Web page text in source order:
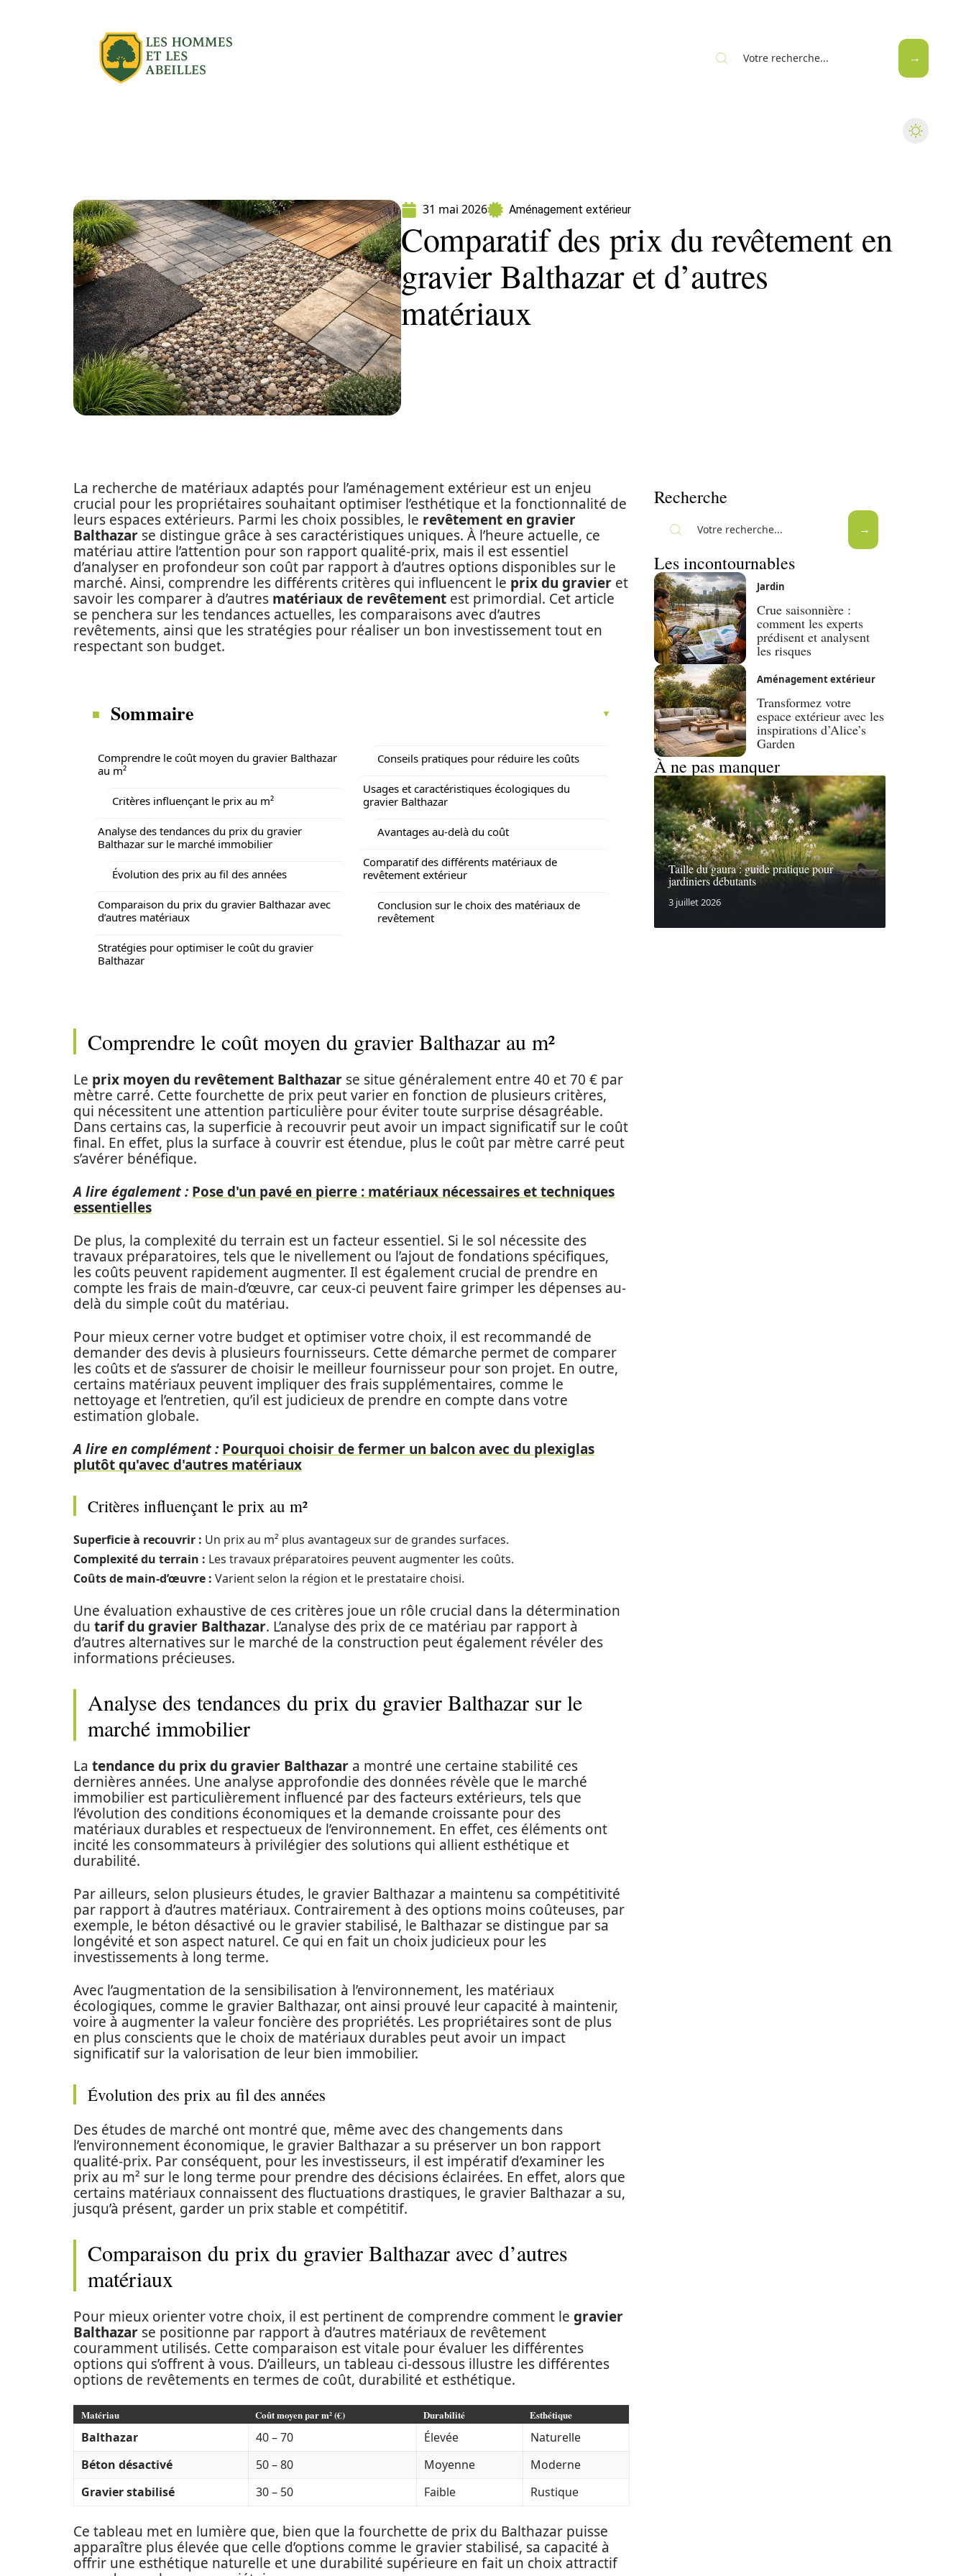
31 mai 2026 Aménagement extérieur
Comparatif des prix du revêtement en
gravier Balthazar et d’autres
matériaux
La recherche de matériaux adaptés pour l’aménagement extérieur est un enjeu
crucial pour les propriétaires souhaitant optimiser l’esthétique et la fonctionnalité de
leurs espaces extérieurs. Parmi les choix possibles, le revêtement en gravier
Balthazar se distingue grâce à ses caractéristiques uniques. À l’heure actuelle, ce
matériau attire l’attention pour son rapport qualité-prix, mais il est essentiel
d’analyser en profondeur son coût par rapport à d’autres options disponibles sur le
marché. Ainsi, comprendre les différents critères qui influencent le prix du gravier et
savoir les comparer à d’autres matériaux de revêtement est primordial. Cet article
se penchera sur les tendances actuelles, les comparaisons avec d’autres
revêtements, ainsi que les stratégies pour réaliser un bon investissement tout en
respectant son budget.
Sommaire
Comprendre le coût moyen du gravier Balthazar
au m²
Critères influençant le prix au m²
Analyse des tendances du prix du gravier
Balthazar sur le marché immobilier
Évolution des prix au fil des années
Comparaison du prix du gravier Balthazar avec
d’autres matériaux
Stratégies pour optimiser le coût du gravier
Balthazar
Conseils pratiques pour réduire les coûts
Usages et caractéristiques écologiques du
gravier Balthazar
Avantages au-delà du coût
Comparatif des différents matériaux de
revêtement extérieur
Conclusion sur le choix des matériaux de
revêtement
Comprendre le coût moyen du gravier Balthazar au m²
Le prix moyen du revêtement Balthazar se situe généralement entre 40 et 70 € par
mètre carré. Cette fourchette de prix peut varier en fonction de plusieurs critères,
qui nécessitent une attention particulière pour éviter toute surprise désagréable.
Dans certains cas, la superficie à recouvrir peut avoir un impact significatif sur le coût
final. En effet, plus la surface à couvrir est étendue, plus le coût par mètre carré peut
s’avérer bénéfique.
A lire également : Pose d'un pavé en pierre : matériaux nécessaires et techniques
essentielles
De plus, la complexité du terrain est un facteur essentiel. Si le sol nécessite des
travaux préparatoires, tels que le nivellement ou l’ajout de fondations spécifiques,
les coûts peuvent rapidement augmenter. Il est également crucial de prendre en
compte les frais de main-d’œuvre, car ceux-ci peuvent faire grimper les dépenses au-
delà du simple coût du matériau.
Pour mieux cerner votre budget et optimiser votre choix, il est recommandé de
demander des devis à plusieurs fournisseurs. Cette démarche permet de comparer
les coûts et de s’assurer de choisir le meilleur fournisseur pour son projet. En outre,
certains matériaux peuvent impliquer des frais supplémentaires, comme le
nettoyage et l’entretien, qu’il est judicieux de prendre en compte dans votre
estimation globale.
A lire en complément : Pourquoi choisir de fermer un balcon avec du plexiglas
plutôt qu'avec d'autres matériaux
Critères influençant le prix au m²
Superficie à recouvrir : Un prix au m² plus avantageux sur de grandes surfaces.
Complexité du terrain : Les travaux préparatoires peuvent augmenter les coûts.
Coûts de main-d’œuvre : Varient selon la région et le prestataire choisi.
Une évaluation exhaustive de ces critères joue un rôle crucial dans la détermination
du tarif du gravier Balthazar. L’analyse des prix de ce matériau par rapport à
d’autres alternatives sur le marché de la construction peut également révéler des
informations précieuses.
Analyse des tendances du prix du gravier Balthazar sur le
marché immobilier
La tendance du prix du gravier Balthazar a montré une certaine stabilité ces
dernières années. Une analyse approfondie des données révèle que le marché
immobilier est particulièrement influencé par des facteurs extérieurs, tels que
l’évolution des conditions économiques et la demande croissante pour des
matériaux durables et respectueux de l’environnement. En effet, ces éléments ont
incité les consommateurs à privilégier des solutions qui allient esthétique et
durabilité.
Par ailleurs, selon plusieurs études, le gravier Balthazar a maintenu sa compétitivité
par rapport à d’autres matériaux. Contrairement à des options moins coûteuses, par
exemple, le béton désactivé ou le gravier stabilisé, le Balthazar se distingue par sa
longévité et son aspect naturel. Ce qui en fait un choix judicieux pour les
investissements à long terme.
Avec l’augmentation de la sensibilisation à l’environnement, les matériaux
écologiques, comme le gravier Balthazar, ont ainsi prouvé leur capacité à maintenir,
voire à augmenter la valeur foncière des propriétés. Les propriétaires sont de plus
en plus conscients que le choix de matériaux durables peut avoir un impact
significatif sur la valorisation de leur bien immobilier.
Évolution des prix au fil des années
Des études de marché ont montré que, même avec des changements dans
l’environnement économique, le gravier Balthazar a su préserver un bon rapport
qualité-prix. Par conséquent, pour les investisseurs, il est impératif d’examiner les
prix au m² sur le long terme pour prendre des décisions éclairées. En effet, alors que
certains matériaux connaissent des fluctuations drastiques, le gravier Balthazar a su,
jusqu’à présent, garder un prix stable et compétitif.
Comparaison du prix du gravier Balthazar avec d’autres
matériaux
Pour mieux orienter votre choix, il est pertinent de comprendre comment le gravier
Balthazar se positionne par rapport à d’autres matériaux de revêtement
couramment utilisés. Cette comparaison est vitale pour évaluer les différentes
options qui s’offrent à vous. D’ailleurs, un tableau ci-dessous illustre les différentes
options de revêtements en termes de coût, durabilité et esthétique.
Matériau Coût moyen par m² (€) Durabilité Esthétique
Balthazar 40 – 70 Élevée
Naturelle
Béton désactivé
50 – 80 Moyenne
Moderne
Gravier stabilisé
30 – 50 Faible Rustique
Ce tableau met en lumière que, bien que la fourchette de prix du Balthazar puisse
apparaître plus élevée que celle d’options comme le gravier stabilisé, sa capacité à
offrir une esthétique naturelle et une durabilité supérieure en fait un choix attractif
Recherche
Les incontournables
Jardin
Crue saisonnière :
comment les experts
prédisent et analysent
les risques
Aménagement extérieur
Transformez votre
espace extérieur avec les
inspirations d’Alice’s
Garden
À ne pas manquer
Taille du gaura : guide pratique pour
jardiniers débutants
3 juillet 2026